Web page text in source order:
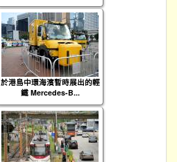
於港島中環海濱暫時展出的輕
鐵 Mercedes-B...